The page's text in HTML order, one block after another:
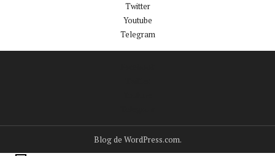
Twitter
Youtube
Telegram
Blog de WordPress.com.